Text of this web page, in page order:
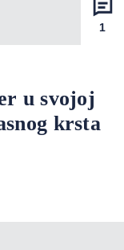
1
u svojoj
krsta